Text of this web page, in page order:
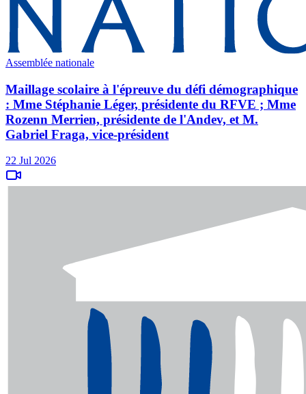
Assemblée nationale
Maillage scolaire à l'épreuve du défi démographique
: Mme Stéphanie Léger, présidente du RFVE ; Mme
Rozenn Merrien, présidente de l'Andev, et M.
Gabriel Fraga, vice-président
22 Jul 2026